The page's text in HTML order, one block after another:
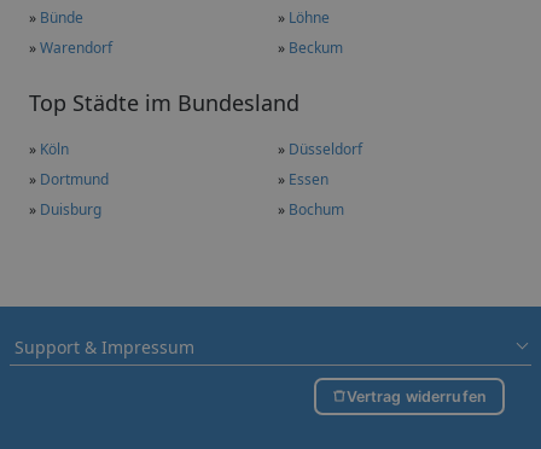
» Bünde » Löhne
»Warendorf » Beckum
Top Städte im Bundesland
» Köln » Düsseldorf
» Dortmund » Essen
» Duisburg » Bochum
Support & Impressum
Vertrag widerrufen